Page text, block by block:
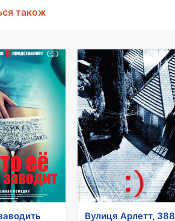
також
Вулиця Арлетт, 388